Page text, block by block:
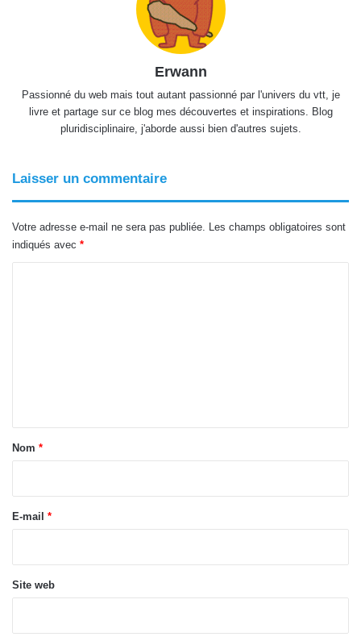
Erwann
Passionné du web mais tout autant passionné par l'univers du vtt, je
livre et partage sur ce blog mes découvertes et inspirations. Blog
pluridisciplinaire, j'aborde aussi bien d'autres sujets.
Laisser un commentaire
Votre adresse e-mail ne sera pas publiée. Les champs obligatoires sont
indiqués avec *
a
e
Nom *
E-mail *
Site web